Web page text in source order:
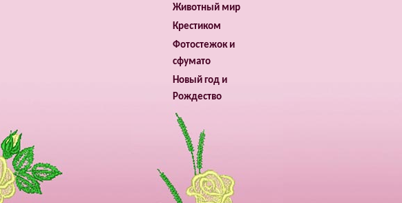
Животный мир
Крестиком
Фотостежок и
сфумато
Новый год и
Рождество